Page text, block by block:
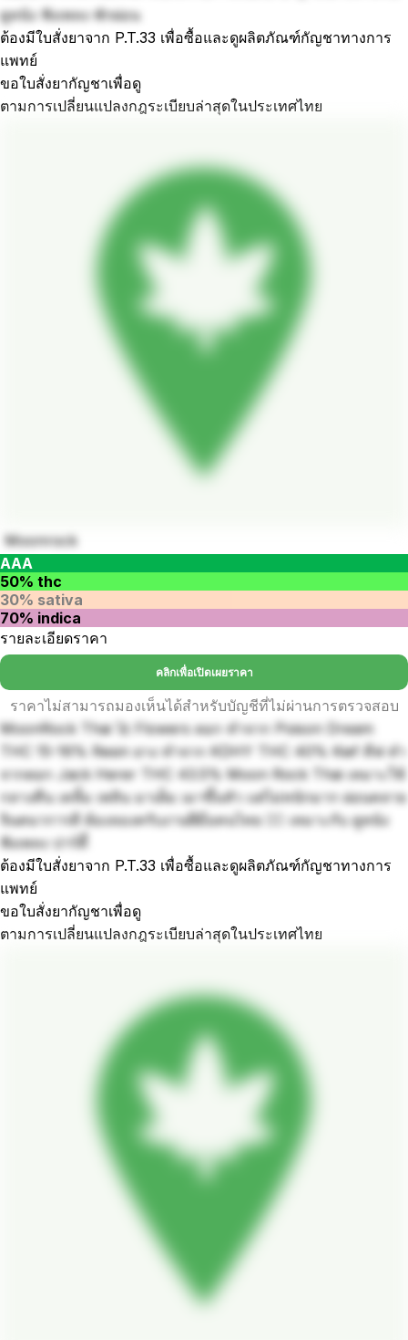
ดูหนัง ฟังเพลง พักผ่อน
ต้องมีใบสั่งยาจาก P.T.33 เพื่อซื้อและดูผลิตภัณฑ์กัญชาทางการ
แพทย์
ขอใบสั่งยากัญชาเพื่อดู
ตามการเปลี่ยนแปลงกฎระเบียบล่าสุดในประเทศไทย
Moonrock
AAA
50% thc
30% sativa
70% indica
รายละเอียดราคา
คลิกเพื่อเปิดเผยราคา
ราคาไม่สามารถมองเห็นได้สำหรับบัญชีที่ไม่ผ่านการตรวจสอบ
MoonRock Thai 🚀 Flowers ดอก ทำจาก Poison Dream
THC 15-16% Resin ยาง ทำจาก KDHY THC 40% Kief คีฟ ทำ
จากดอก Jack Herer THC 43.5% Moon Rock Thai เหมาะใช้
กลางคืน เคลิ้ม เพลิน มาเต็ม เมาขึ้นหัว แต่ไม่หนักมาก ผ่อนคลาย
จินตนาการดี ต้องลองครับงานฝีมือคนไทย 👍🏻 เหมาะกับ ดูหนัง
ฟังเพลง ปาร์ตี้
ต้องมีใบสั่งยาจาก P.T.33 เพื่อซื้อและดูผลิตภัณฑ์กัญชาทางการ
แพทย์
ขอใบสั่งยากัญชาเพื่อดู
ตามการเปลี่ยนแปลงกฎระเบียบล่าสุดในประเทศไทย